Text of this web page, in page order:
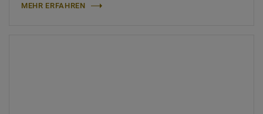
MEHR ERFAHREN